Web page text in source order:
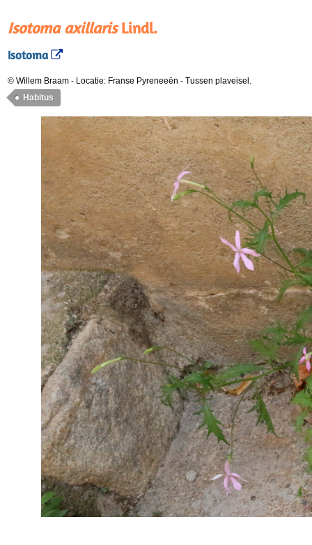
Isotoma axillarisLindl.
Isotoma
© Willem Braam - Locatie: Franse Pyreneeën - Tussen plaveisel.
Habitus